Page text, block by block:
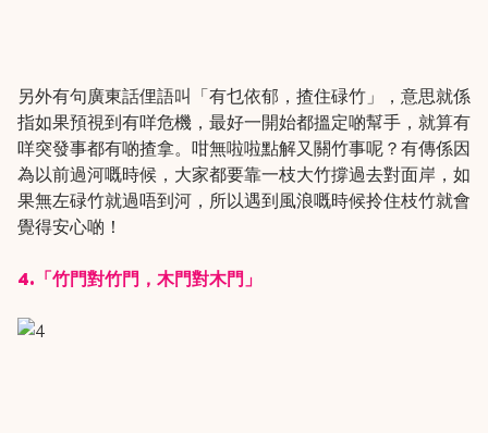
另外有句廣東話俚語叫「有乜依郁，揸住碌竹」，意思就係
指如果預視到有咩危機，最好一開始都搵定啲幫手，就算有
咩突發事都有啲揸拿。咁無啦啦點解又關竹事呢？有傳係因
為以前過河嘅時候，大家都要靠一枝大竹撐過去對面岸，如
果無左碌竹就過唔到河，所以遇到風浪嘅時候拎住枝竹就會
覺得安心啲！
4.「竹門對竹門，木門對木門」